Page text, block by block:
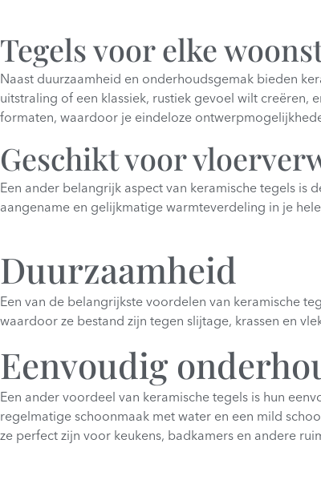
Tegels voor elke
Naast duurzaamheid en onderhoudsgemak bieden
uitstraling of een klassiek, rustiek gevoel wilt creëren,
formaten, waardoor je eindeloze
Geschikt voor
Een ander belangrijk aspect van keramische tegels
aangename en gelijkmatige warmteverdeling in je
Duurzaamheid
Een van de belangrijkste voordelen van keramische
waardoor ze bestand zijn tegen slijtage, krassen en
Eenvoudig
Een ander voordeel van keramische tegels is hun
regelmatige schoonmaak met water en een mild
ze perfect zijn voor keukens, badkamers en andere